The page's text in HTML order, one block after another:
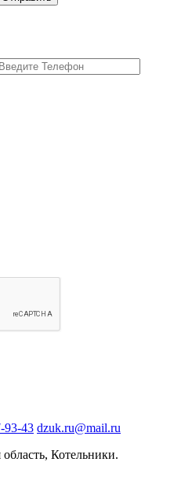
93-43 dzuk.ru@mail.ru
Котельники.